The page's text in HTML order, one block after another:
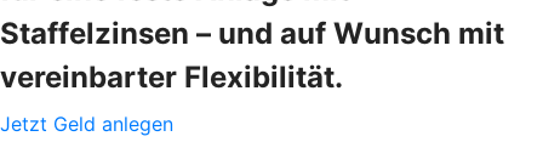
Staffelzinsen – und auf Wunsch mit
vereinbarter Flexibilität.
Jetzt Geld anlegen